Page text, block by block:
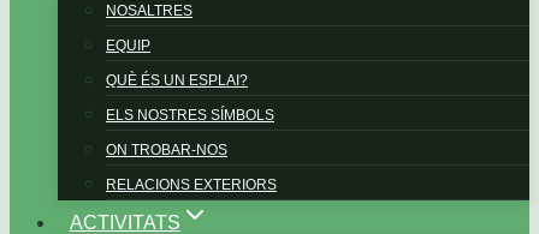
NOSALTRES
EQUIP
QUÈ ÉS UN ESPLAI?
ELS NOSTRES SÍMBOLS
ON TROBAR-NOS
RELACIONS EXTERIORS
ACTIVITATS